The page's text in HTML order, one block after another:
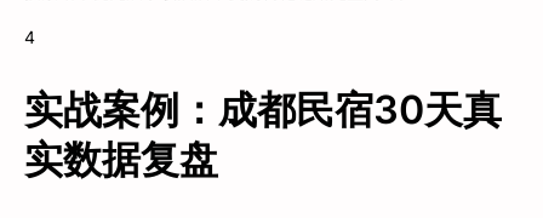
4
实战案例：成都民宿30天真
实数据复盘